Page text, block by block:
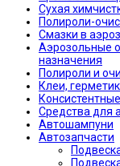
Сухая
Полироли-
Смазки в
Аэрозольные
назначения
Полироли и
Клеи,
Средства для
Автошампуни
Автозапчасти